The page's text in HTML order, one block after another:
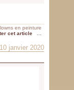
en peinture
cet article
10 janvier 2020